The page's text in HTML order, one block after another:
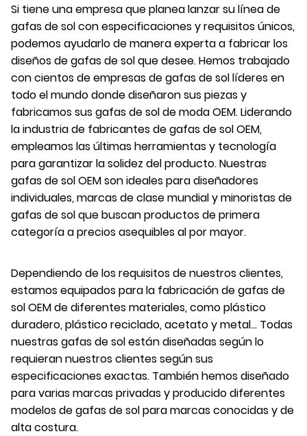
Si tiene una empresa que planea lanzar su línea de
gafas de sol con especificaciones y requisitos únicos,
podemos ayudarlo de manera experta a fabricar los
diseños de gafas de sol que desee. Hemos trabajado
con cientos de empresas de gafas de sol líderes en
todo el mundo donde diseñaron sus piezas y
fabricamos sus gafas de sol de moda OEM. Liderando
la industria de fabricantes de gafas de sol OEM,
empleamos las últimas herramientas y tecnología
para garantizar la solidez del producto. Nuestras
gafas de sol OEM son ideales para diseñadores
individuales, marcas de clase mundial y minoristas de
gafas de sol que buscan productos de primera
categoría a precios asequibles al por mayor.
Dependiendo de los requisitos de nuestros clientes,
estamos equipados para la fabricación de gafas de
sol OEM de diferentes materiales, como plástico
duradero, plástico reciclado, acetato y metal... Todas
nuestras gafas de sol están diseñadas según lo
requieran nuestros clientes según sus
especificaciones exactas. También hemos diseñado
para varias marcas privadas y producido diferentes
modelos de gafas de sol para marcas conocidas y de
alta costura.